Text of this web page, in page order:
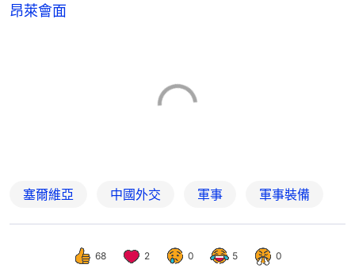
昂萊會面
塞爾維亞 中國外交 軍事 軍事裝備
68 2 0 5 0